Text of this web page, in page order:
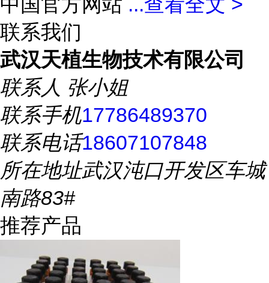
联系我们
武汉天植生物技术有限公司
联系人 张小姐
联系手机17786489370
联系电话18607107848
所在地址武汉沌口开发区车城
南路83#
推荐产品